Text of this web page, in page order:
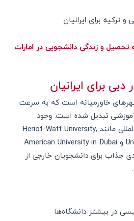
تحصیل و زندگی دانشجویی در امارات
برای ایرانیان
خاورمیانه است که به سرعت
تبدیل شده است. وجود
دانشگاه‌های معتبر بین‌المللی مانند Heriot-Watt University,
University of Wollongong و American University in Dubai
جذاب برای دانشجویان خارجی از
در بیشتر دانشگاه‌ها